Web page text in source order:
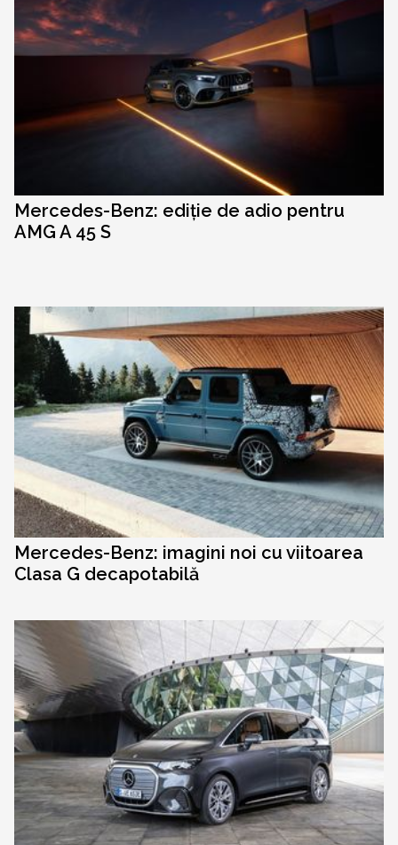
Mercedes-Benz: ediție de adio pentru
AMG A 45 S
Mercedes-Benz: imagini noi cu viitoarea
Clasa G decapotabilă